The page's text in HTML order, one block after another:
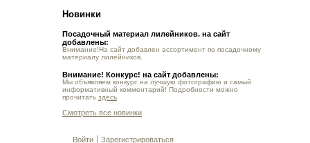
Новинки
Посадочный материал лилейников. на сайт
добавлены:
Внимание!На сайт добавлен ассортимент по посадочному
материалу лилейников.
Внимание! Конкурс! на сайт добавлены:
Мы объявляем конкурс на лучшую фотографию и самый
информативный комментарий! Подробности можно
прочитать здесь
Смотреть все новинки
Войти Зарегистрироваться